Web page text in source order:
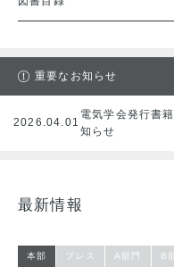
重要なお知らせ
2026.04.01
電気学会発行書
知らせ
最新情報
本部 プレス A部門 B